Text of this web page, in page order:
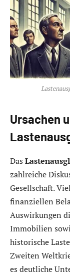
Ursachen
Das
zahlreiche
Gesellschaft.
finanziellen
Auswirkungen
Immobilien
historische
Zweiten
es deutliche